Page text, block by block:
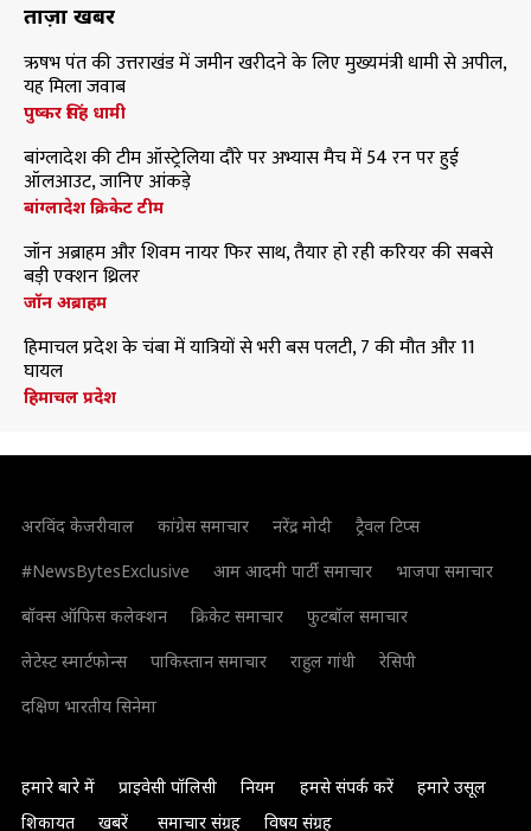
ताज़ा खबरें
ऋषभ पंत की उत्तराखंड में जमीन खरीदने के लिए मुख्यमंत्री धामी से अपील,
यह मिला जवाब
पुष्कर सिंह धामी
बांग्लादेश की टीम ऑस्ट्रेलिया दौरे पर अभ्यास मैच में 54 रन पर हुई
ऑलआउट, जानिए आंकड़े
बांग्लादेश क्रिकेट टीम
जॉन अब्राहम और शिवम नायर फिर साथ, तैयार हो रही करियर की सबसे
बड़ी एक्शन थ्रिलर
जॉन अब्राहम
हिमाचल प्रदेश के चंबा में यात्रियों से भरी बस पलटी, 7 की मौत और 11
घायल
हिमाचल प्रदेश
अरविंद केजरीवाल कांग्रेस समाचार नरेंद्र मोदी
ट्रैवल टिप्स
#NewsBytesExclusive
आम आदमी पार्टी समाचार
भाजपा समाचार
बॉक्स ऑफिस कलेक्शन
क्रिकेट समाचार
फुटबॉल समाचार
लेटेस्ट स्मार्टफोन्स
पाकिस्तान समाचार राहुल गांधी
रेसिपी
दक्षिण भारतीय सिनेमा
हमारे बारे में प्राइवेसी पॉलिसी नियम हमसे संपर्क करें
हमारे उसूल
शिकायत
खबरें समाचार संग्रह विषय संग्रह